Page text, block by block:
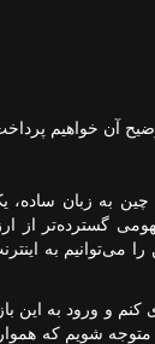
آن خواهیم
به زبان ساده،
گسترده‌تر از
به
و ورود به این
شویم که